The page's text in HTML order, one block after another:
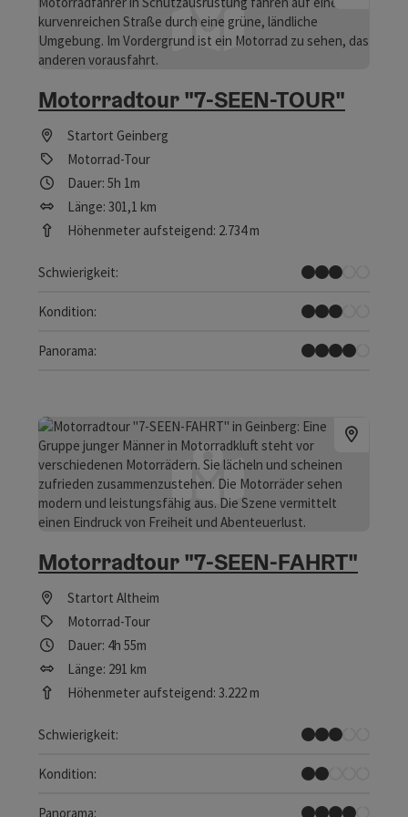
Motorradtour "7-SEEN-TOUR"
Startort Geinberg
Motorrad-Tour
Dauer: 5h 1m
Länge: 301,1 km
Höhenmeter aufsteigend: 2.734 m
Schwierigkeit:
Mittel
Kondition:
Mittel
Panorama:
Tolles Panorama
Motorradtour "7-SEEN-FAHRT"
Startort Altheim
Motorrad-Tour
Dauer: 4h 55m
Länge: 291 km
Höhenmeter aufsteigend: 3.222 m
Schwierigkeit:
Mittel
Kondition:
Leicht
Panorama:
Tolles Panorama